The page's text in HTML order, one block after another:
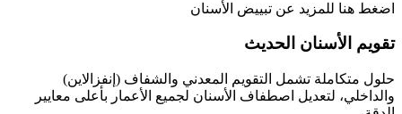
اضغط هنا للمزيد عن تبييض الأسنان
تقويم الأسنان الحديث
حلول متكاملة تشمل التقويم المعدني والشفاف (إنفزالاين)
والداخلي، لتعديل اصطفاف الأسنان لجميع الأعمار بأعلى معايير